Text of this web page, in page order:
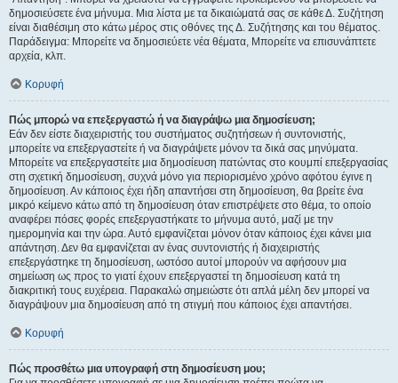
δημοσιεύσετε ένα μήνυμα. Μια λίστα με τα δικαιώματά σας σε κάθε Δ. Συζήτηση
είναι διαθέσιμη στο κάτω μέρος στις οθόνες της Δ. Συζήτησης και του θέματος.
Παράδειγμα: Μπορείτε να δημοσιεύετε νέα θέματα, Μπορείτε να επισυνάπτετε
αρχεία, κλπ.
Κορυφή
Πώς μπορώ να επεξεργαστώ ή να διαγράψω μια δημοσίευση;
Εάν δεν είστε διαχειριστής του συστήματος συζητήσεων ή συντονιστής,
μπορείτε να επεξεργαστείτε ή να διαγράψετε μόνον τα δικά σας μηνύματα.
Μπορείτε να επεξεργαστείτε μια δημοσίευση πατώντας στο κουμπί επεξεργασίας
στη σχετική δημοσίευση, συχνά μόνο για περιορισμένο χρόνο αφότου έγινε η
δημοσίευση. Αν κάποιος έχει ήδη απαντήσει στη δημοσίευση, θα βρείτε ένα
μικρό κείμενο κάτω από τη δημοσίευση όταν επιστρέψετε στο θέμα, το οποίο
αναφέρει πόσες φορές επεξεργαστήκατε το μήνυμα αυτό, μαζί με την
ημερομηνία και την ώρα. Αυτό εμφανίζεται μόνον όταν κάποιος έχει κάνει μια
απάντηση. Δεν θα εμφανίζεται αν ένας συντονιστής ή διαχειριστής
επεξεργάστηκε τη δημοσίευση, ωστόσο αυτοί μπορούν να αφήσουν μια
σημείωση ως προς το γιατί έχουν επεξεργαστεί τη δημοσίευση κατά τη
διακριτική τους ευχέρεια. Παρακαλώ σημειώστε ότι απλά μέλη δεν μπορεί να
διαγράψουν μια δημοσίευση από τη στιγμή που κάποιος έχει απαντήσει.
Κορυφή
Πώς προσθέτω μια υπογραφή στη δημοσίευση μου;